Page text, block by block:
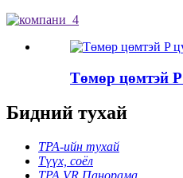
Төмөр цөмтэй
Бидний тухай
TPA-ийн тухай
Түүх, соёл